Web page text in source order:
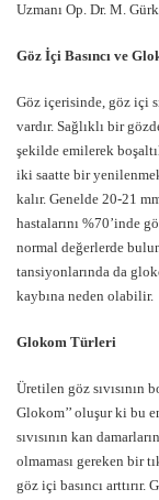
Uzmanı Op. Dr. M.
Göz İçi Basıncı ve
Göz içerisinde, göz içi
vardır. Sağlıklı bir
şekilde emilerek
iki saatte bir
kalır. Genelde 20-21
hastalarını %70’inde
normal değerlerde
tansiyonlarında da
kaybına neden olabilir.
Glokom Türleri
Üretilen göz sıvısının
Glokom’’ oluşur ki bu
sıvısının kan
olmaması gereken bir
göz içi basıncı arttırır.